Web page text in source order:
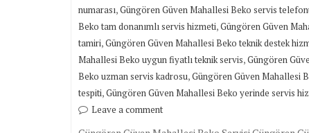
numarası,Güngören Güven Mahallesi Beko servis
Beko tam donanımlı servis hizmeti,Güngören Güven
tamiri,Güngören Güven Mahallesi Beko teknik destek
Mahallesi Beko uygun fiyatlı teknik servis,Güngören
Beko uzman servis kadrosu,Güngören Güven Mahallesi
tespiti,Güngören Güven Mahallesi Beko yerinde servis
Leave a comment